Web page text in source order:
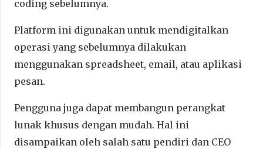
coding sebelumnya.
Platform ini digunakan untuk mendigitalkan
operasi yang sebelumnya dilakukan
menggunakan spreadsheet, email, atau aplikasi
pesan.
Pengguna juga dapat membangun perangkat
lunak khusus dengan mudah. Hal ini
disampaikan oleh salah satu pendiri dan CEO